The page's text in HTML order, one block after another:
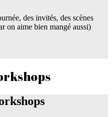
des invités, des scènes
on aime bien mangé aussi)